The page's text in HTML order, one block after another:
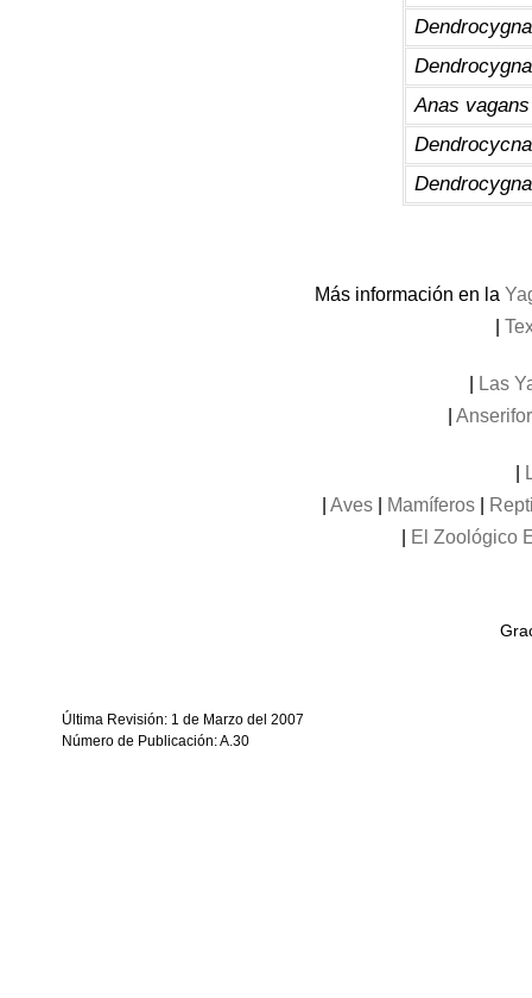
Anas vagans
Más información en la
Las
Aves| Mamíferos|
El Zoológico
Última Revisión: 1 de Marzo del 2007
Número de Publicación: A.30